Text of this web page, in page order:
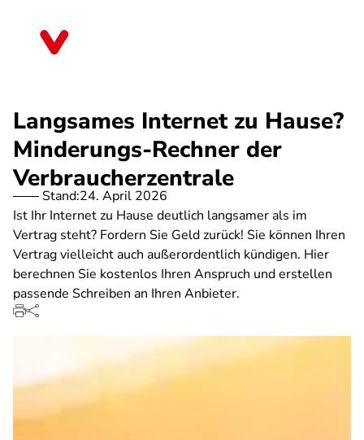
Langsames Internet zu Hause?
Minderungs-Rechner der
Verbraucherzentrale
Stand:24. April 2026
Ist Ihr Internet zu Hause deutlich langsamer als im
Vertrag steht? Fordern Sie Geld zurück! Sie können Ihren
Vertrag vielleicht auch außerordentlich kündigen. Hier
berechnen Sie kostenlos Ihren Anspruch und erstellen
passende Schreiben an Ihren Anbieter.